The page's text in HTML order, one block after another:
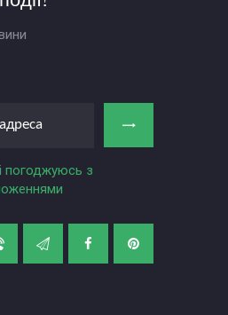
погоджуюсь з